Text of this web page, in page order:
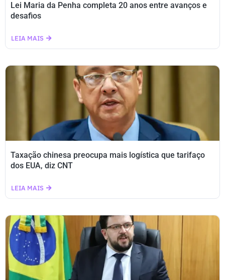
Lei Maria da Penha completa 20 anos entre avanços e
desafios
LEIA MAIS
Taxação chinesa preocupa mais logística que tarifaço
dos EUA, diz CNT
LEIA MAIS